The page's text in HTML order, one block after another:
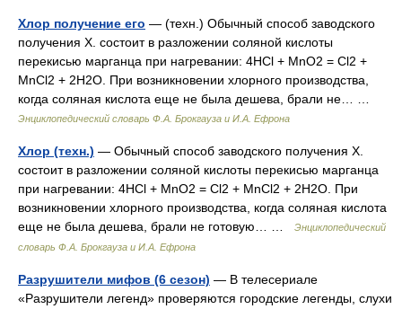
Хлор получение его — (техн.) Обычный способ заводского
получения X. состоит в разложении соляной кислоты
перекисью марганца при нагревании: 4HCl + MnO2 = Cl2 +
MnCl2 + 2H2O. При возникновении хлорного производства,
когда соляная кислота еще не была дешева, брали не… …
Энциклопедический словарь Ф.А. Брокгауза и И.А. Ефрона
Хлор (техн.) — Обычный способ заводского получения X.
состоит в разложении соляной кислоты перекисью марганца
при нагревании: 4HCl + MnO2 = Cl2 + MnCl2 + 2H2O. При
возникновении хлорного производства, когда соляная кислота
еще не была дешева, брали не готовую… …
Энциклопедический
словарь Ф.А. Брокгауза и И.А. Ефрона
Разрушители мифов (6 сезон) — В телесериале
«Разрушители легенд» проверяются городские легенды, слухи